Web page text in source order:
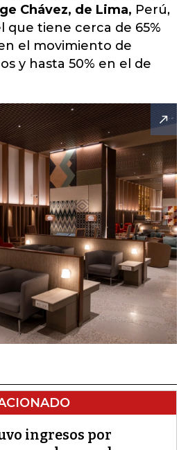
Chávez, de Lima, Perú,
que tiene cerca de 65%
el movimiento de
y hasta 50% en el de
ingresos por